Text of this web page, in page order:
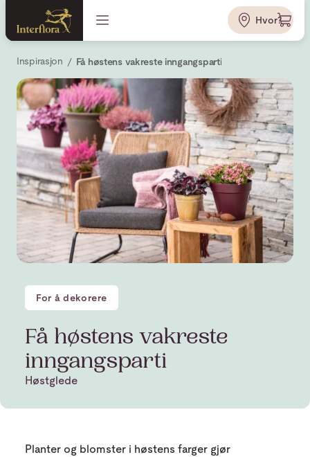
Hvor?
Inspirasjon Få høstens vakreste inngangsparti
For å dekorere
Høstglede
Få høstens vakreste
inngangsparti
Planter og blomster i høstens farger gjør